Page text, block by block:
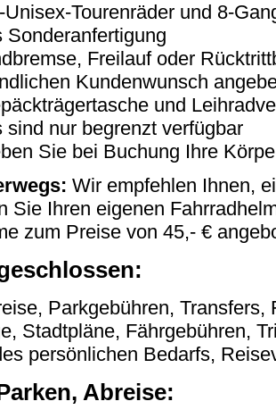
Unisex-Tourenräder und 8-
Sonderanfertigung
Freilauf oder
Kundenwunsch
und
sind nur begrenzt verfügbar
Sie bei Buchung Ihre
Wir empfehlen Ihnen,
Sie Ihren eigenen
zum Preise von 45,- €
Parkgebühren, Transfers,
Stadtpläne, Fährgebühren,
persönlichen Bedarfs,
Abreise: